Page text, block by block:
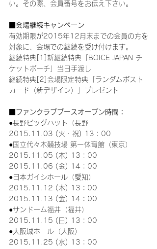
い。その際、会員番号をお伝え下さい。
■会場継続キャンペーン
有効期限が2015年12月末までの会員の方を
対象に、会場での継続を受け付けます。
継続特典[1]新継続特典「BOICE JAPAN チ
ケットポーチ」当日手渡し
継続特典[2]会場限定特典「ランダムポスト
カード（新デザイン）」プレゼント
■ファンクラブブースオープン時間：
●長野ビッグハット（長野
2015.11.03 (火・祝) 13：00
●国立代々木競技場 第一体育館（東京）
2015.11.05 (木) 13：00
2015.11.06 (金) 14：00
●日本ガイシホール（愛知）
2015.11.12 (木) 13：00
2015.11.13 (金) 14：00
●サンドーム福井（福井）
2015.11.15 (日) 13：00
●大阪城ホール（大阪）
2015.11.25 (水) 13：00